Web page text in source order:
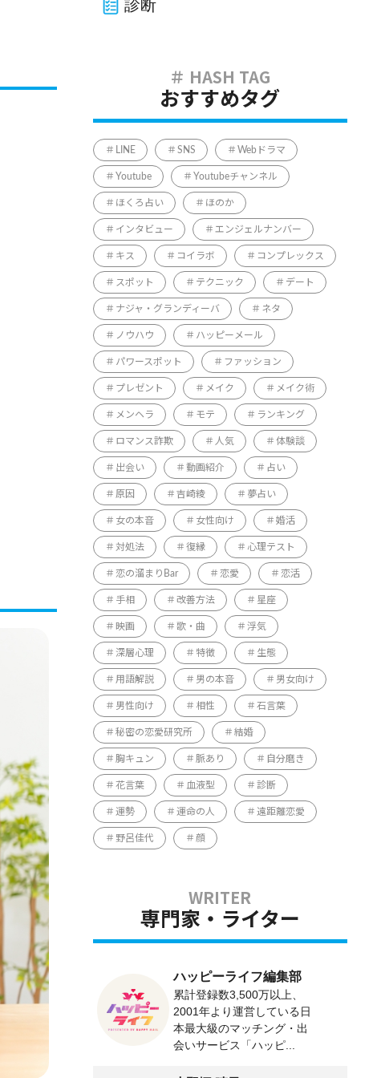
診断
おすすめタグ
LINE SNS Webドラマ
Youtube Youtubeチャンネル
ほくろ占い ほのか
インタビュー エンジェルナンバー
キス コイラボ コンプレックス
スポット テクニック デート
ナジャ・グランディーバ ネタ
ノウハウ ハッピーメール
パワースポット ファッション
プレゼント メイク メイク術
メンヘラ モテ ランキング
ロマンス詐欺 人気 体験談
出会い 動画紹介 占い
原因 吉崎綾 夢占い
女の本音 女性向け 婚活
対処法 復縁 心理テスト
恋の溜まりBar 恋愛 恋活
手相 改善方法 星座
映画 歌・曲 浮気
深層心理 特徴 生態
用語解説 男の本音 男女向け
男性向け 相性 石言葉
秘密の恋愛研究所 結婚
胸キュン 脈あり 自分磨き
花言葉 血液型 診断
運勢 運命の人 遠距離恋愛
野呂佳代 顔
専門家・ライター
ハッピーライフ編集部
累計登録数3,500万以上、
2001年より運営している日
本最大級のマッチング・出
会いサービス「ハッピ...